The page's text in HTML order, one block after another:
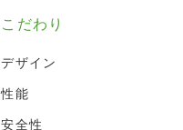
こだわり
デザイン
性能
安全性